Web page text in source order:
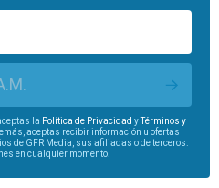
la Política de Privacidad yTérminos y
aceptas recibir información u ofertas
de GFR Media, sus afiliadas o de terceros.
en cualquier momento.